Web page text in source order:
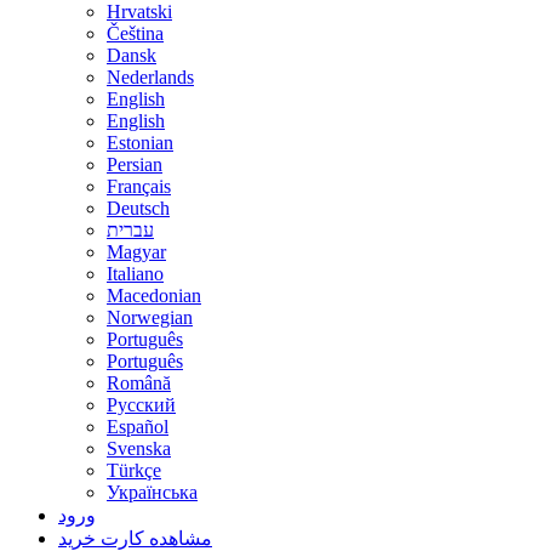
Hrvatski
Čeština
Dansk
Nederlands
English
English
Estonian
Persian
Français
Deutsch
עברית
Magyar
Italiano
Macedonian
Norwegian
Português
Português
Română
Русский
Español
Svenska
Türkçe
Українська
ورود
مشاهده کارت خرید